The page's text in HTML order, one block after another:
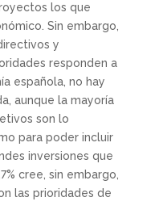
los que
Sin embargo,
y
responden a
española, no hay
aunque la mayoría
son lo
para poder incluir
inversiones que
cree, sin embargo,
las prioridades de